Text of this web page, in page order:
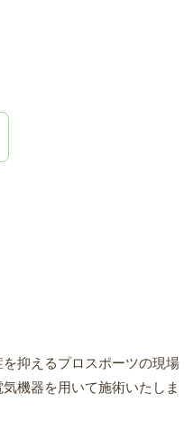
抑えるプロスポーツの現場
機器を用いて施術いたしま